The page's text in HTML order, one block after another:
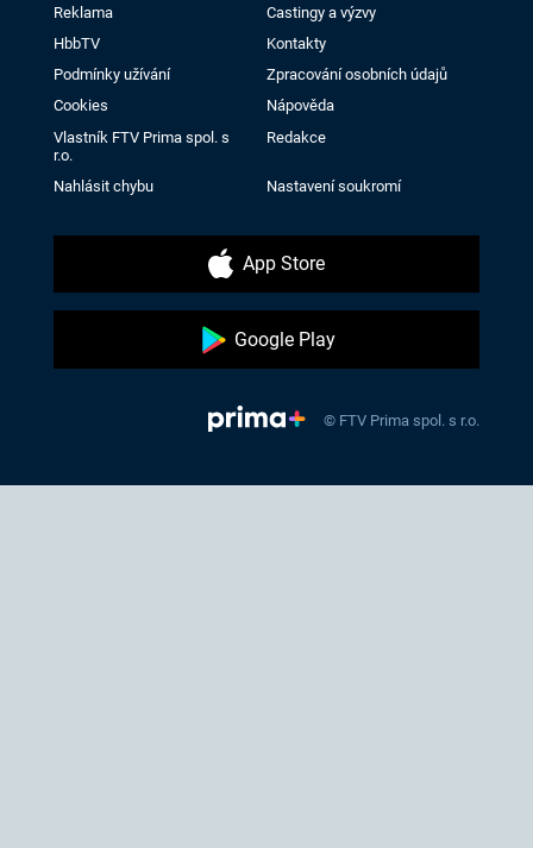
Reklama
Castingy a výzvy
HbbTV
Kontakty
Podmínky užívání
Zpracování osobních údajů
Cookies
Nápověda
Vlastník FTV Prima spol. s
r.o.
Redakce
Nahlásit chybu Nastavení soukromí
App Store
Google Play
© FTV Prima spol. s r.o.